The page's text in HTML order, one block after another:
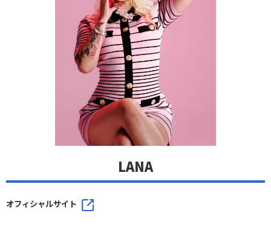
LANA
オフィシャルサイト